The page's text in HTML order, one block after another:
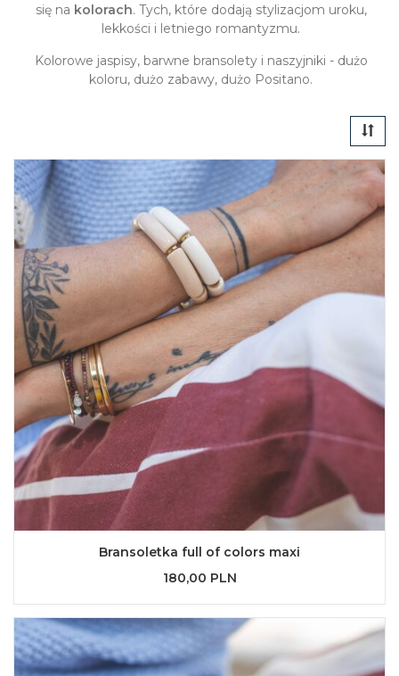
się na kolorach. Tych, które dodają stylizacjom uroku,
lekkości i letniego romantyzmu.
Kolorowe jaspisy, barwne bransolety i naszyjniki - dużo
koloru, dużo zabawy, dużo Positano.
Bransoletka full of colors maxi
180,00 PLN